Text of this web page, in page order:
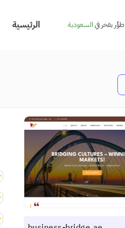
طوِّر بفخر فيالسعودية الرئيسية